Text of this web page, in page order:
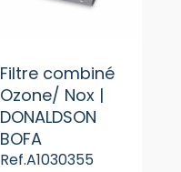
Filtre combiné
Ozone/ Nox |
DONALDSON
BOFA
Ref.A1030355